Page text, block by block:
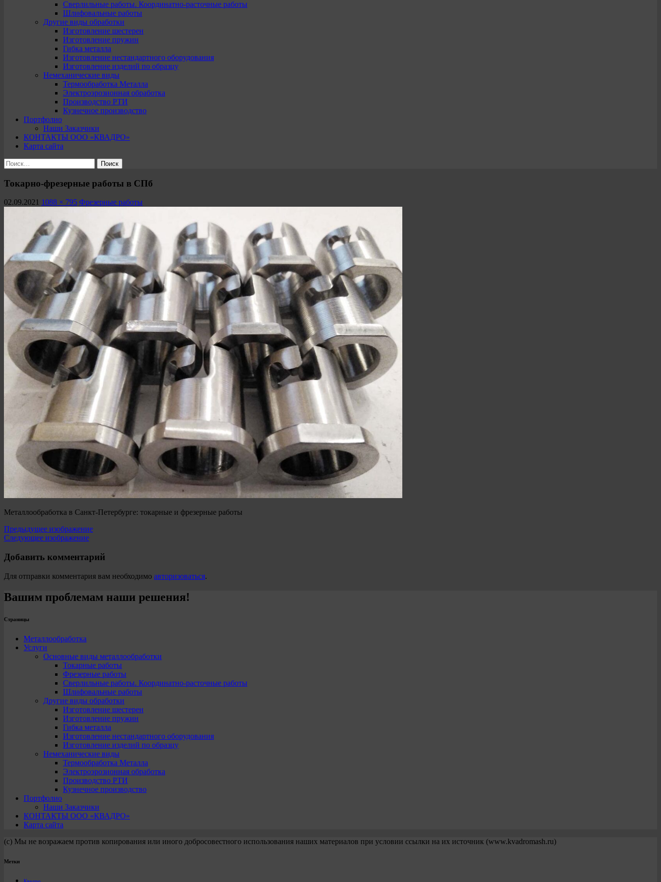
Сверлильные работы. Координатно-расточные работы
Шлифовальные работы
Другие виды обработки
Изготовление шестерен
Изготовление пружин
Гибка металла
Изготовление нестандартного оборудования
Изготовление изделий по образцу
Немеханические виды
Термообработка Металла
Электроэрозионная обработка
Производство РТИ
Кузнечное производство
Портфолио
Наши Заказчики
КОНТАКТЫ ООО «КВАДРО»
Карта сайта
Найти:
Токарно-фрезерные работы в СПб
02.09.2021 1088 × 795 Фрезерные работы
Металлообработка в Санкт-Петербурге: токарные и фрезерные работы
Предыдущее изображение
Следующее изображение
Добавить комментарий
Для отправки комментария вам необходимо авторизоваться.
Вашим проблемам наши решения!
Страницы
Металлообработка
Услуги
Основные виды металлообработки
Токарные работы
Фрезерные работы
Сверлильные работы. Координатно-расточные работы
Шлифовальные работы
Другие виды обработки
Изготовление шестерен
Изготовление пружин
Гибка металла
Изготовление нестандартного оборудования
Изготовление изделий по образцу
Немеханические виды
Термообработка Металла
Электроэрозионная обработка
Производство РТИ
Кузнечное производство
Портфолио
Наши Заказчики
КОНТАКТЫ ООО «КВАДРО»
Карта сайта
(с) Мы не возражаем против копирования или иного добросовестного использования наших материалов при условии ссылки на их источник (www.kvadromash.ru)
Метки